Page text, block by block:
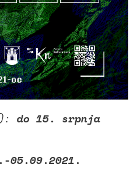
do 15. srpnja
05.09.2021.